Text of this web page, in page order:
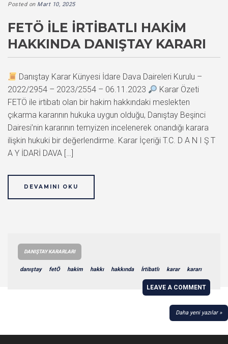
Posted on Mart 10, 2025
FETÖ ILE İRTIBATLI HAKIM
HAKKINDA DANIŞTAY KARARI
Danıştay Karar Künyesi İdare Dava Daireleri Kurulu –
2022/2954 – 2023/2554 – 06.11.2023
Karar Özeti
FETÖ ile irtibatı olan bir hakim hakkındaki meslekten
çıkarma kararının hukuka uygun olduğu, Danıştay Beşinci
Dairesi’nin kararının temyizen incelenerek onandığı karara
ilişkin hukuki bir değerlendirme. Karar İçeriği T.C. D A N I Ş T
A Y İDARİ DAVA […]
DEVAMINI OKU
DANIŞTAY KARARLARI
danıştay fetÖ hakim hakkı hakkında İrtibatlı karar kararı
LEAVE A COMMENT
Daha yeni yazılar